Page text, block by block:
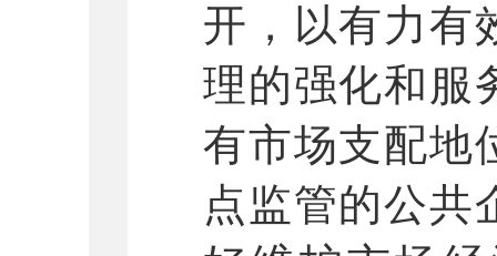
开，以有力有
理的强化和服
有市场支配地
点监管的公共